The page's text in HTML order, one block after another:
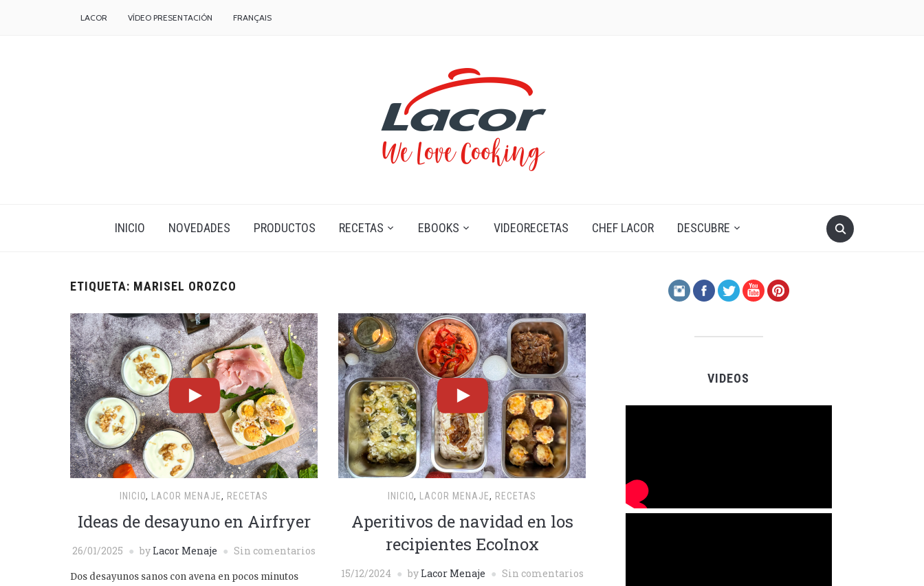
LACOR VÍDEO PRESENTACIÓN FRANÇAIS
INICIO NOVEDADES PRODUCTOS RECETAS EBOOKS VIDEORECETAS CHEF LACOR DESCUBRE
ETIQUETA: MARISEL OROZCO
INICIO, LACOR MENAJE, RECETAS
Ideas de desayuno en Airfryer
26/01/2025 by Lacor Menaje Sin comentarios
Dos desayunos sanos con avena en pocos minutos
INICIO, LACOR MENAJE, RECETAS
Aperitivos de navidad en los
recipientes EcoInox
15/12/2024 by Lacor Menaje Sin comentarios
VIDEOS